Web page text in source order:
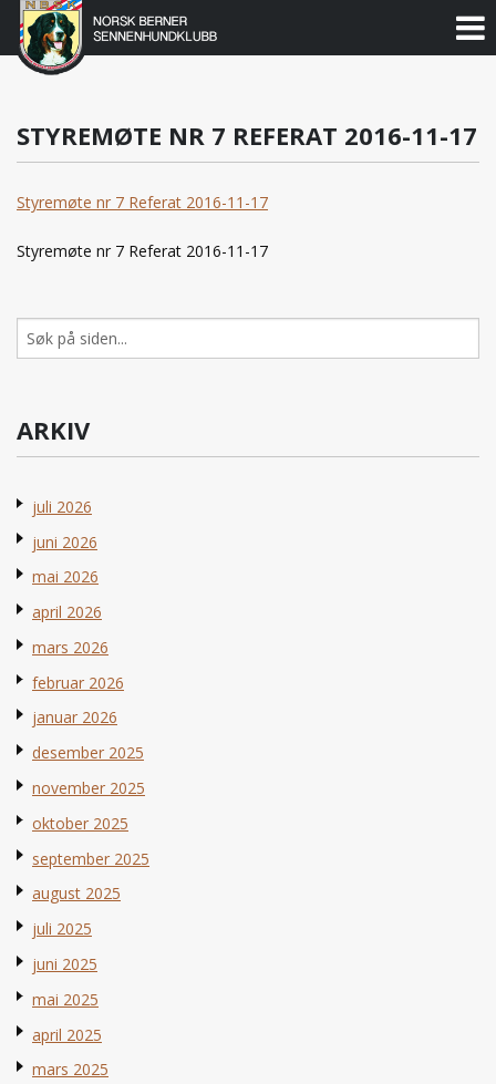
Gå
Norsk
Berner
Sennenhundklubb
STYREMØTE NR 7 REFERAT 2016-11-17
Styremøte nr 7 Referat 2016-11-17
Styremøte nr 7 Referat 2016-11-17
Søk
etter:
ARKIV
juli 2026
juni 2026
mai 2026
april 2026
mars 2026
februar 2026
januar 2026
desember 2025
november 2025
oktober 2025
september 2025
august 2025
juli 2025
juni 2025
mai 2025
april 2025
mars 2025